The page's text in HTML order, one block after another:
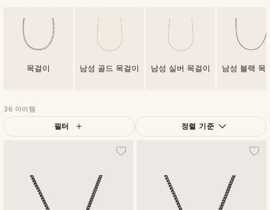
목걸이 남성 골드 목걸이 남성 실버 목걸이 남성 블랙 목
36 아이템
필터 정렬 기준
낮은가격순
높은가격순